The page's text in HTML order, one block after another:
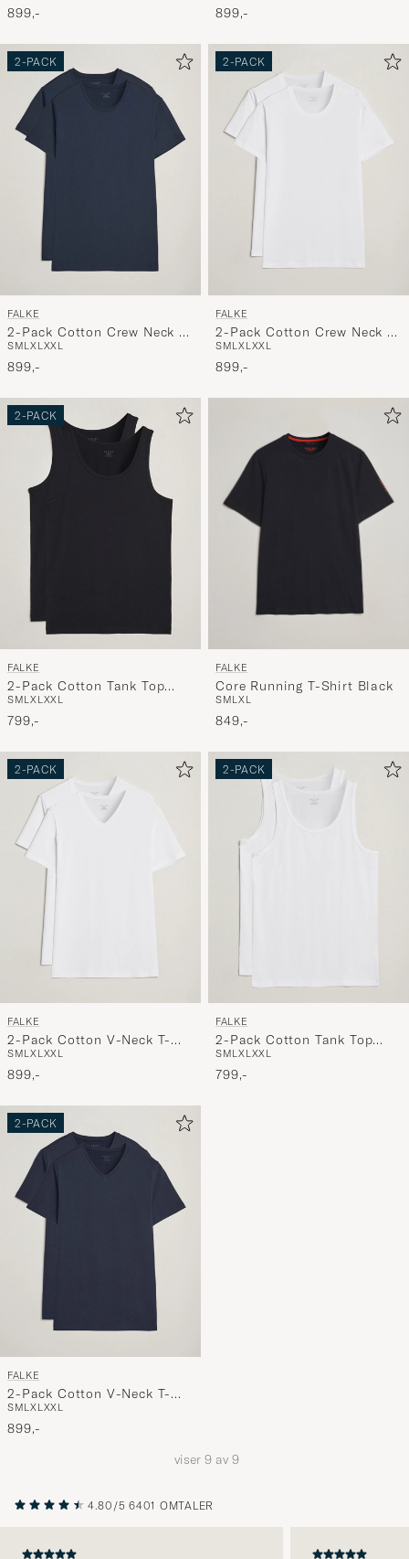
899,- 899,-
2-PACK
FALKE
2-Pack Cotton Crew Neck T-
Shirt Midnight
SMLXLXXL
899,-
2-PACK
FALKE
2-Pack Cotton Crew Neck T-
Shirt White
SMLXLXXL
899,-
2-PACK
FALKE
2-Pack Cotton Tank Top
Black
SMLXLXXL
799,-
FALKE
Core Running T-Shirt Black
SMLXL
849,-
2-PACK
FALKE
2-Pack Cotton V-Neck T-
Shirt White
SMLXLXXL
899,-
2-PACK
FALKE
2-Pack Cotton Tank Top
White
SMLXLXXL
799,-
2-PACK
FALKE
2-Pack Cotton V-Neck T-
Shirt Midnight
SMLXLXXL
899,-
viser 9 av 9
4.80/5 6401 OMTALER